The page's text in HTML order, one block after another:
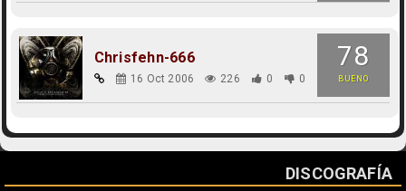
78
BUENO
Chrisfehn-666
16 Oct 2006 226 0 0
DISCOGRAFÍA